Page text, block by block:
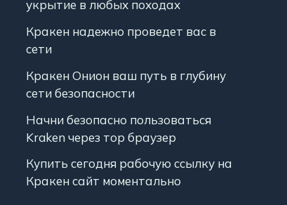
укрытие в любых походах
Кракен надежно проведет вас в
сети
Кракен Онион ваш путь в глубину
сети безопасности
Начни безопасно пользоваться
Kraken через тор браузер
Купить сегодня рабочую ссылку на
Кракен сайт моментально